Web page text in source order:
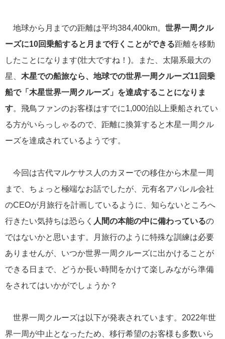
地球から月までの距離は平均384,400km。 世界一周クル
ーズに10回乗船すると月まで行くことができる距離を移動
したことになります(壮大ですね！)。また、太陽系最大の
星、 木星での船旅なら、地球での世界一周クルーズ11回乗
船で「木星世界一周クルーズ」を達成することになりま
す。飛鳥ファンのお客様はすでに1,000泊以上乗船されてい
る方がいらっしゃるので、距離に換算すると木星一周クル
ーズを達成されているようです。
今回は古代マルケサス人のカヌーでの移住から木星一周
まで、ちょっと極端なお話でしたが、元有名アパレル会社
のCEOが月旅行を計画しているように、知らないところへ
行きたい気持ちは恐らく 人間の本能の中に備わっているの
ではないかと思います。月旅行のように特殊な訓練は必要
ありませんが、いつか世界一周クルーズに出かけることが
できる日まで、どうか長い時間をかけて楽しみながら準備
をされてはいかがでしょうか？
世界一周クルーズは以下が発表されています。2022年世
界一周が中止となったため、移行希望のお客様も多数いら
クルーズ説明会
ディズニー・クルーズへの旅 TOP
[ブログ] ディズニークルーズへの旅 Magical Blog
音楽・美術の旅 TOP
[ブログ] 一期一会 ～ 音楽・美術の旅スタッフブログ
[ブログ] 感動への旅スタッフブログ
海外出張/法人サービス
海外出張関連情報
郵船トラベルUSA（ニューヨーク）
郵船トラベル シンガポール
三菱グループポータルサイト
Facebook
Twitter
Instagram
LINE
飛鳥II にっぽん丸 2022年 ぱしふぃっく びいなす 添乗レポ
ート 飛鳥Ⅱ 世界一周クルーズ 2021年 クイーン・エリザベス